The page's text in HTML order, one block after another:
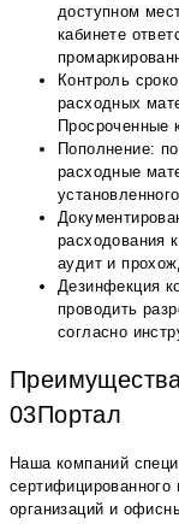
доступном
кабинете
Контроль
расходных
Просроченные
Пополнение:
расходные
расходования
аудит и
Дезинфекция
проводить
согласно
03Портал
Наша компаний
организаций и